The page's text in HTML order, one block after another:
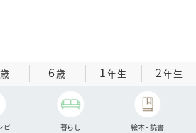
歳 6歳 1年生 2年生
ピ 暮らし 絵本・読書